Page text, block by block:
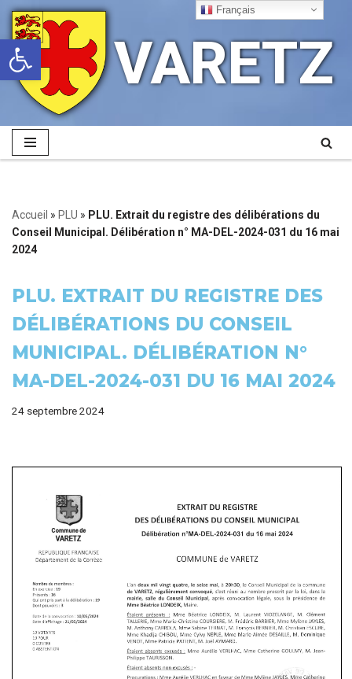
Ouvrir la barre d’outils
Aller
au
contenu
VARETZ
Accueil » PLU » PLU. Extrait du registre des délibérations du
Conseil Municipal. Délibération n° MA-DEL-2024-031 du 16 mai
2024
PLU. EXTRAIT DU REGISTRE DES
DÉLIBÉRATIONS DU CONSEIL
MUNICIPAL. DÉLIBÉRATION N°
MA-DEL-2024-031 DU 16 MAI 2024
24 septembre 2024
Français